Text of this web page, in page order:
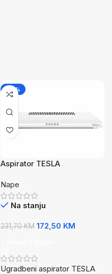
-26%
Aspirator TESLA
Bijela; 2 motora; 64dB;
Nape
Na stanju
231,70KM 172,50 KM
Ugradbeni aspirator TESLA